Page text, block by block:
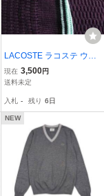
LACOSTE ラコステ ウー
ルコットン素材 タート
ルネックセーター サイ
現在 3,500円
送料未定
入札 - 残り 6日
NEW